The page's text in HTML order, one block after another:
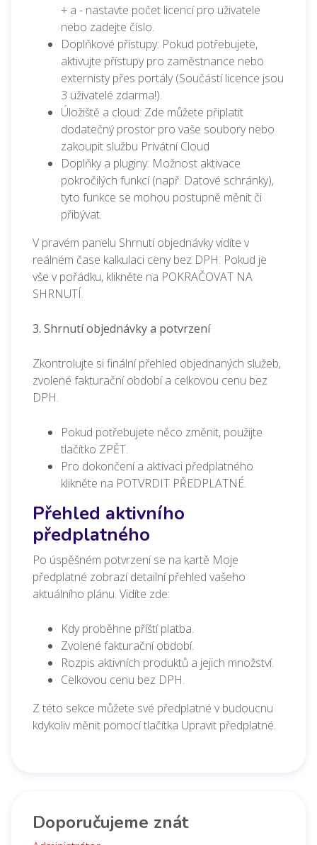
+ a - nastavte počet licencí pro uživatele
nebo zadejte číslo.
Doplňkové přístupy: Pokud potřebujete,
aktivujte přístupy pro zaměstnance nebo
externisty přes portály (Součástí licence jsou
3 uživatelé zdarma!).
Úložiště a cloud: Zde můžete připlatit
dodatečný prostor pro vaše soubory nebo
zakoupit službu Privátní Cloud
Doplňky a pluginy: Možnost aktivace
pokročilých funkcí (např. Datové schránky),
tyto funkce se mohou postupně měnit či
přibývat.
V pravém panelu Shrnutí objednávky vidíte v
reálném čase kalkulaci ceny bez DPH. Pokud je
vše v pořádku, klikněte na POKRAČOVAT NA
SHRNUTÍ.
3. Shrnutí objednávky a potvrzení
Zkontrolujte si finální přehled objednaných služeb,
zvolené fakturační období a celkovou cenu bez
DPH.
Pokud potřebujete něco změnit, použijte
tlačítko ZPĚT.
Pro dokončení a aktivaci předplatného
klikněte na POTVRDIT PŘEDPLATNÉ.
Přehled aktivního
předplatného
Po úspěšném potvrzení se na kartě Moje
předplatné zobrazí detailní přehled vašeho
aktuálního plánu. Vidíte zde:
Kdy proběhne příští platba.
Zvolené fakturační období.
Rozpis aktivních produktů a jejich množství.
Celkovou cenu bez DPH.
Z této sekce můžete své předplatné v budoucnu
kdykoliv měnit pomocí tlačítka Upravit předplatné.
Doporučujeme znát